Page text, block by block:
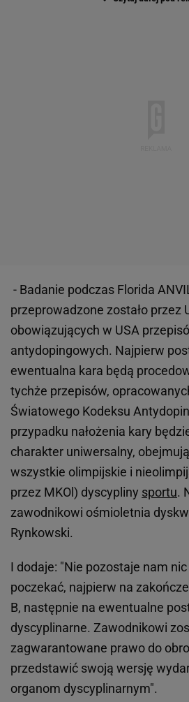
- Badanie podczas Florida
przeprowadzone zostało przez
obowiązujących w USA
antydopingowych. Najpierw
ewentualna kara będą
tychże przepisów,
Światowego Kodeksu
przypadku nałożenia kary
charakter uniwersalny,
wszystkie olimpijskie i
przez MKOl) dyscypliny sportu.
zawodnikowi ośmioletnia
Rynkowski.
I dodaje: "Nie pozostaje nam
poczekać, najpierw na
B, następnie na ewentualne
dyscyplinarne. Zawodnikowi
zagwarantowane prawo do
przedstawić swoją wersję
organom dyscyplinarnym".